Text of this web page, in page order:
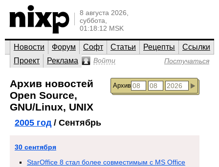
8 августа 2026,
суббота,
01:18:12 MSK
Новости Форум Софт Статьи Рецепты
Ссылки
Проект
Реклама Войти Постучаться
Архив
Архив новостей
Open Source,
GNU/Linux, UNIX
2005 год/ Сентябрь
30 сентября
StarOffice 8 стал более совместимым с MS Office